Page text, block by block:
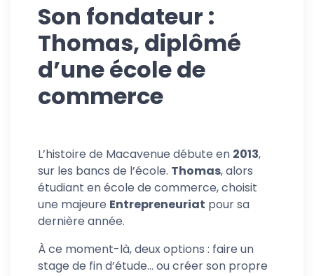
Son fondateur :
Thomas, diplômé
d’une école de
commerce
L’histoire de Macavenue débute en 2013,
sur les bancs de l’école. Thomas, alors
étudiant en école de commerce, choisit
une majeure Entrepreneuriat pour sa
dernière année.
À ce moment-là, deux options : faire un
stage de fin d’étude… ou créer son propre